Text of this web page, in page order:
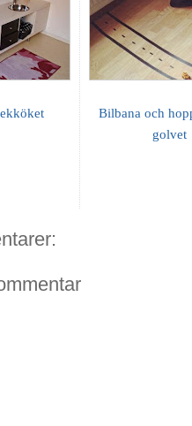
Bilbana och
golvet